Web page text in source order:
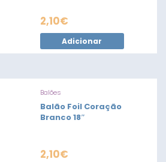
2,10€
Adicionar
Balões
Balão Foil Coração
Branco 18″
2,10€